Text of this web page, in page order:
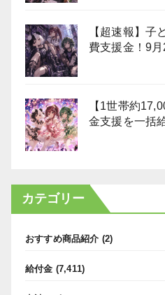
【超速報】子
費支援金！9
【1世帯約
金支援を一括
カテゴリー
おすすめ商品紹介 (2)
給付金 (7,411)